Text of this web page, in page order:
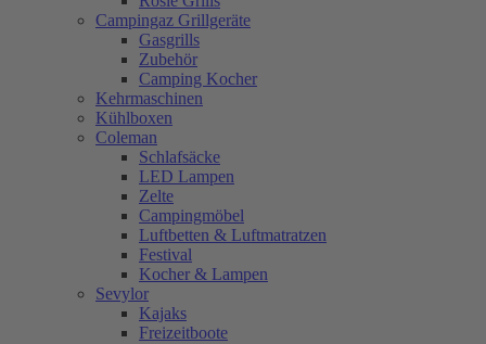
Campingaz Grillgeräte
Gasgrills
Zubehör
Camping Kocher
Kehrmaschinen
Kühlboxen
Coleman
Schlafsäcke
LED Lampen
Zelte
Campingmöbel
Luftbetten & Luftmatratzen
Festival
Kocher & Lampen
Sevylor
Kajaks
Freizeitboote